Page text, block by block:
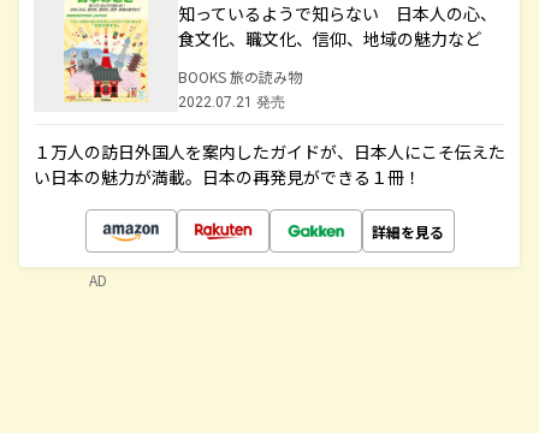
知っているようで知らない 日本人の心、
食文化、職文化、信仰、地域の魅力など
BOOKS 旅の読み物
2022.07.21 発売
１万人の訪日外国人を案内したガイドが、日本人にこそ伝えた
い日本の魅力が満載。日本の再発見ができる１冊！
詳細を見る
AD